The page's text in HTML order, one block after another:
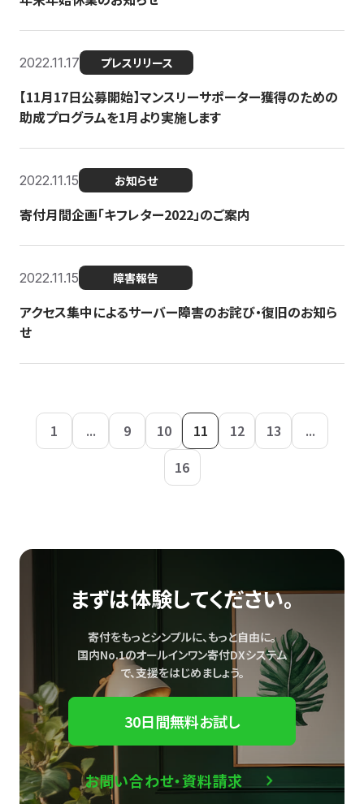
2022.11.17 プレスリリース
【11月17日公募開始】マンスリーサポーター獲得のための
助成プログラムを1月より実施します
2022.11.15 お知らせ
寄付月間企画「キフレター2022」のご案内
2022.11.15 障害報告
アクセス集中によるサーバー障害のお詫び・復旧のお知ら
せ
1 ... 9 10 11 12 13
...
16
まずは体験してください。
寄付をもっとシンプルに、もっと自由に。
国内No.1のオールインワン寄付DXシステム
で、支援をはじめましょう。
30日間無料お試し
お問い合わせ・資料請求